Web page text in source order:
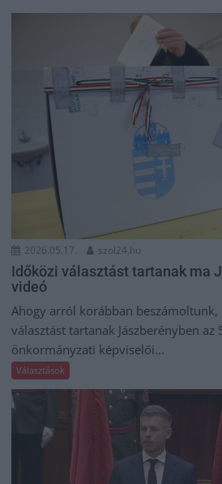
2026.05.17. szol24.hu
Időközi választást tartanak ma
videó
Ahogy arról korábban
választást tartanak Jászberényben az
önkormányzati képviselői...
Választások